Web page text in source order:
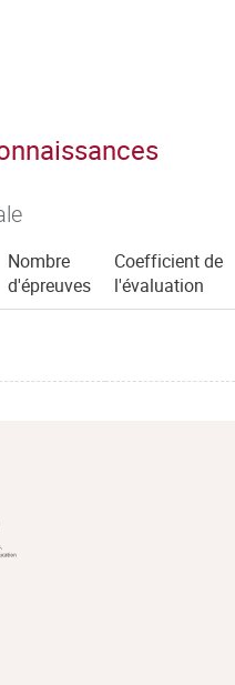
Nombre
d'épreuves
Coefficient de
l'évaluation